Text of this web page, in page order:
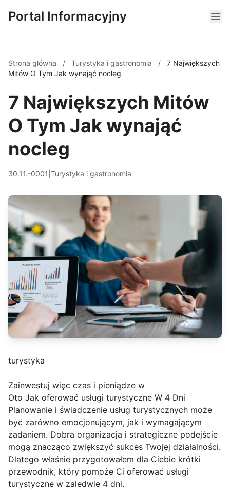
Portal Informacyjny
Strona główna / Turystyka i gastronomia /
7 Największych
Mitów O Tym Jak wynająć nocleg
7 Największych Mitów
O Tym Jak wynająć
nocleg
30.11.-0001 Turystyka i gastronomia
turystyka
Zainwestuj więc czas i pieniądze w
Oto Jak oferować usługi turystyczne W 4 Dni
Planowanie i świadczenie usług turystycznych może
być zarówno emocjonującym, jak i wymagającym
zadaniem. Dobra organizacja i strategiczne podejście
mogą znacząco zwiększyć sukces Twojej działalności.
Dlatego właśnie przygotowałem dla Ciebie krótki
przewodnik, który pomoże Ci oferować usługi
turystyczne w zaledwie 4 dni.